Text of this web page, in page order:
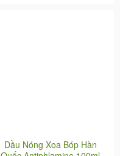
Dầu Nóng Xoa Bóp Hàn